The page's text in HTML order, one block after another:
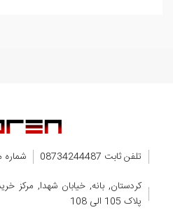
تلفن ثابت 08734244487
شماره
کردستان, بانه, خیابان شهدا, مرکز
پلاک 105 الی 108